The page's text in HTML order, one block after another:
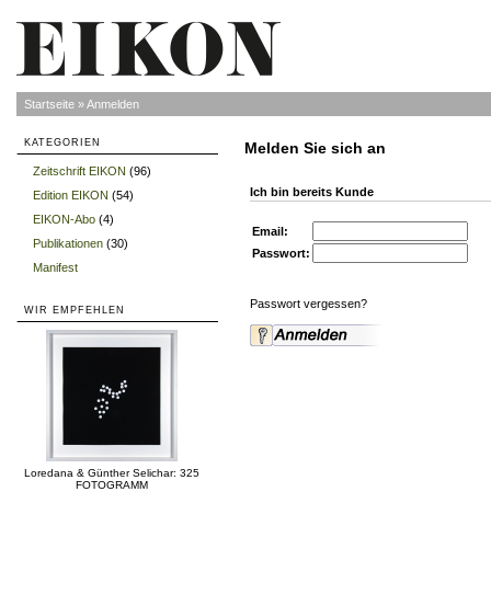
Startseite »Anmelden
KATEGORIEN
Zeitschrift EIKON (96)
Edition EIKON (54)
EIKON-Abo (4)
Publikationen (30)
Manifest
WIR EMPFEHLEN
Loredana & Günther Selichar: 325
FOTOGRAMM
Melden Sie sich an
Ich bin bereits Kunde
Email:
Passwort:
Passwort vergessen?